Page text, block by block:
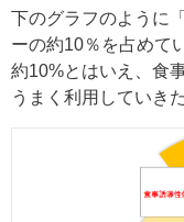
下のグラフのように
ーの約10％を占めて
約10%とはいえ、食
うまく利用していき